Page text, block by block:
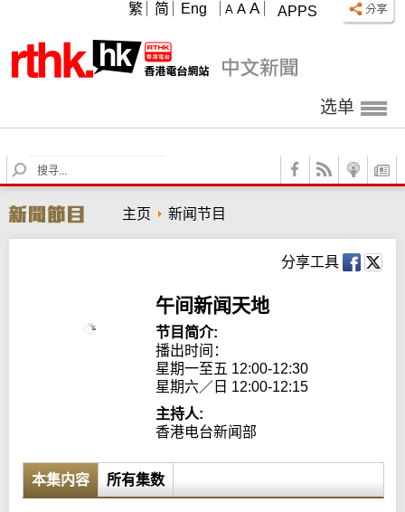
APPS
A A A
繁 简 Eng
选单
S
e
r
c
主页 新闻节目
分享工具
午间新闻天地
节目简介:
播出时间：
星期一至五 12:00-12:30
星期六／日 12:00-12:15
主持人:
香港电台新闻部
本集内容 所有集数